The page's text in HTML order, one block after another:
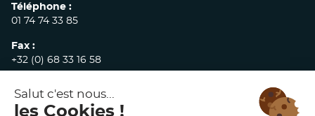
Téléphone :
01 74 74 33 85
Fax :
+32 (0) 68 33 16 58
commandes@akw-medicare.com